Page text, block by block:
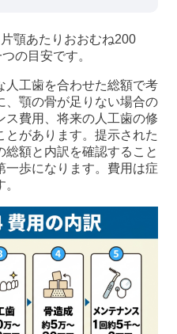
顎あたりおおむね200
の目安です。
人工歯を合わせた総額で考
、顎の骨が足りない場合の
ス費用、将来の人工歯の修
があります。提示された
額と内訳を確認すること
一歩になります。費用は症